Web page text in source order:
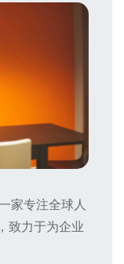
家专注全球人
致力于为企业